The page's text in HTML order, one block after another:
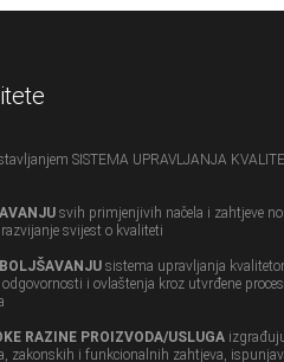
SISTEMA UPRAVLJANJA
svih primjenjivih načela i zahtjeve
svijest o kvaliteti
sistema upravljanja
i ovlaštenja kroz utvrđene
RAZINE PROIZVODA/USLUGA
zakonskih i funkcionalnih zahtjeva,